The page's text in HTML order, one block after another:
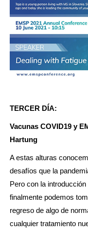
TERCER DÍA:
Vacunas COVID19 y
Hartung
A estas alturas
desafíos que la
Pero con la
finalmente podemos
regreso de algo de
cualquier tratamiento